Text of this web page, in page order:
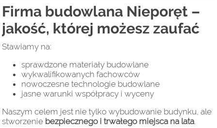
Firma budowlana Nieporęt –
jakość, której możesz zaufać
Stawiamy na:
sprawdzone materiały budowlane
wykwalifikowanych fachowców
nowoczesne technologie budowlane
jasne warunki współpracy i wyceny
Naszym celem jest nie tylko wybudowanie budynku, ale
stworzenie bezpiecznego i trwałego miejsca na lata